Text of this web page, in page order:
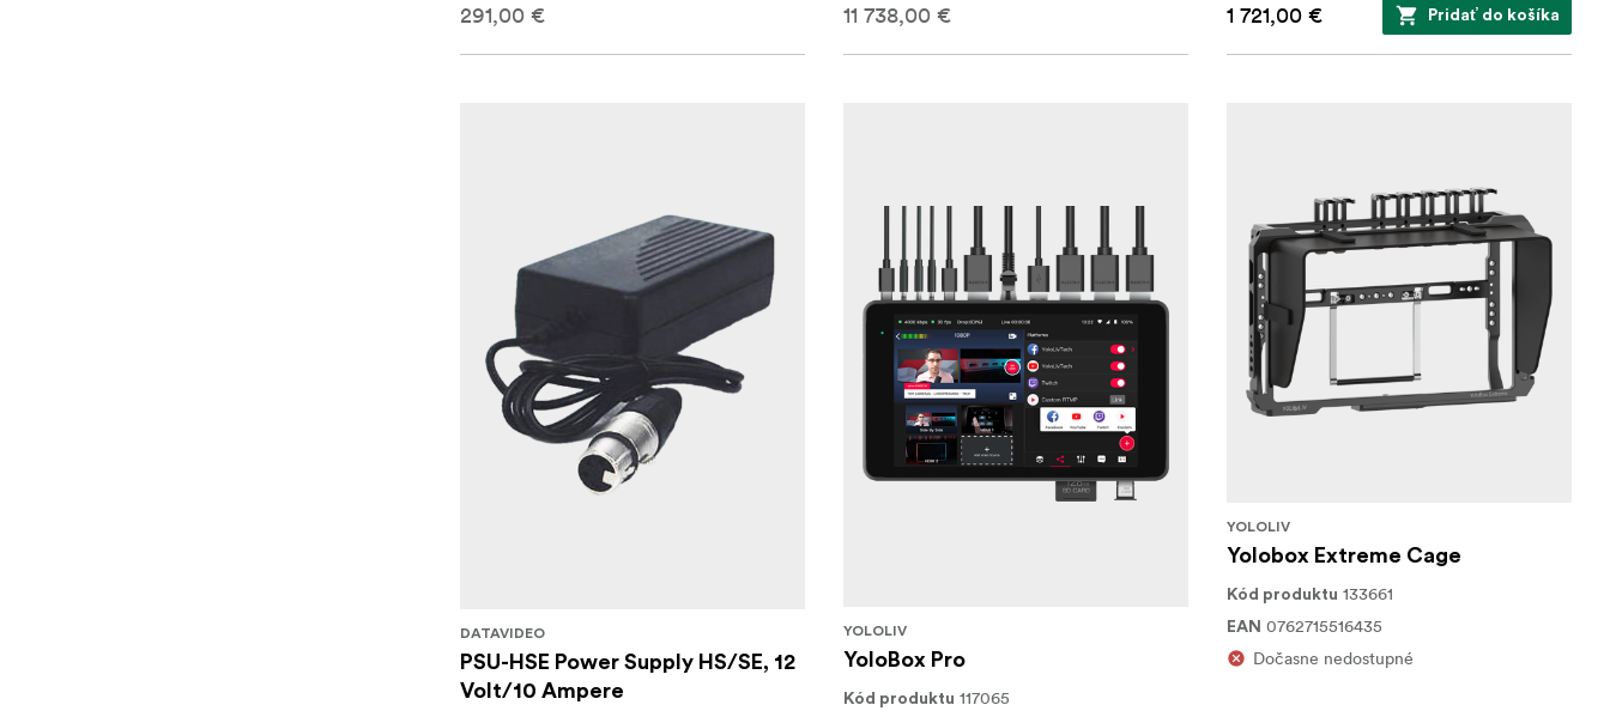
291,00 € 11 738,00 € 1 721,00 € Pridať do košíka
DATAVIDEO
PSU-HSE Power Supply HS/SE, 12
Volt/10 Ampere
YOLOLIV
YoloBox Pro
Kód produktu 117065
YOLOLIV
Yolobox Extreme Cage
Kód produktu 133661
EAN 0762715516435
Dočasne nedostupné